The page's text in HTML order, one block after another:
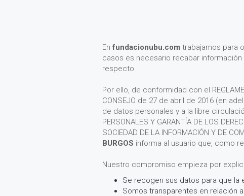
Enfundacionubu.com trabajamos para
casos es necesario recabar
respecto.
Por ello, de conformidad con el
CONSEJO de 27 de abril de 2016 (en
de datos personales y a la libre
PERSONALES Y GARANTÍA DE LOS
SOCIEDAD DE LA INFORMACIÓN Y DE
BURGOS informa al usuario que, como
Nuestro compromiso empieza por
Se recogen sus datos para que la
Somos transparentes en relación